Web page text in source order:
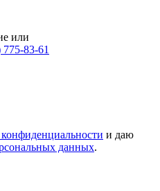
или
775-83-61
и даю
данных.